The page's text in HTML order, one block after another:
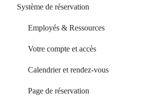
Système de réservation
Employés & Ressources
Votre compte et accès
Calendrier et rendez-vous
Page de réservation